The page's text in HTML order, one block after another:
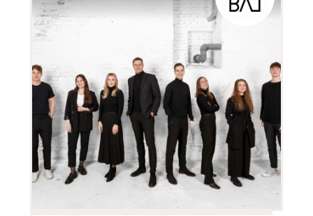
Pronájem rostlin s péčí - Jungle
Interiors
PRODUKTY
Mechové stěny a obrazy - Jungle